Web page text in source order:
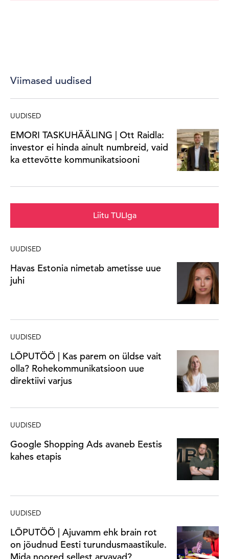
Viimased uudised
UUDISED
EMORI TASKUHÄÄLING | Ott Raidla:
investor ei hinda ainult numbreid, vaid
ka ettevõtte kommunikatsiooni
Liitu TULIga
UUDISED
Havas Estonia nimetab ametisse uue
juhi
UUDISED
LÕPUTÖÖ | Kas parem on üldse vait
olla? Rohekommunikatsioon uue
direktiivi varjus
UUDISED
Google Shopping Ads avaneb Eestis
kahes etapis
UUDISED
LÕPUTÖÖ | Ajuvamm ehk brain rot
on jõudnud Eesti turundusmaastikule.
Mida noored sellest arvavad?